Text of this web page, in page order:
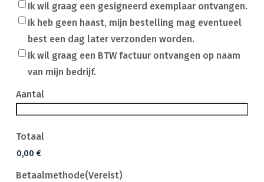
Ik wil graag een gesigneerd exemplaar ontvangen.
Ik heb geen haast, mijn bestelling mag eventueel
best een dag later verzonden worden.
Ik wil graag een BTW factuur ontvangen op naam
van mijn bedrijf.
Boek
Aantal
Totaal
Betaalmethode(Vereist)